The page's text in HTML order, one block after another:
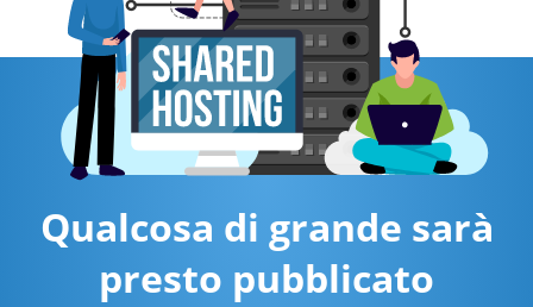
Qualcosa di grande sarà
presto pubblicato